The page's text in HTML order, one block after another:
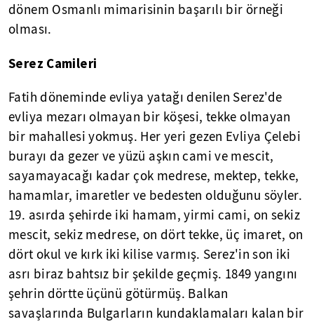
dönem Osmanlı mimarisinin başarılı bir örneği
olması.
Serez Camileri
Fatih döneminde evliya yatağı denilen Serez'de
evliya mezarı olmayan bir köşesi, tekke olmayan
bir mahallesi yokmuş. Her yeri gezen Evliya Çelebi
burayı da gezer ve yüzü aşkın cami ve mescit,
sayamayacağı kadar çok medrese, mektep, tekke,
hamamlar, imaretler ve bedesten olduğunu söyler.
19. asırda şehirde iki hamam, yirmi cami, on sekiz
mescit, sekiz medrese, on dört tekke, üç imaret, on
dört okul ve kırk iki kilise varmış. Serez'in son iki
asrı biraz bahtsız bir şekilde geçmiş. 1849 yangını
şehrin dörtte üçünü götürmüş. Balkan
savaşlarında Bulgarların kundaklamaları kalan bir